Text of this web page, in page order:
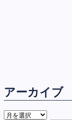
アーカイブ
ア